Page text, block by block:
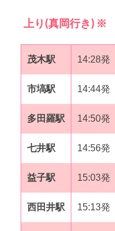
上り(真岡行き) ※
茂木駅 14:28発
市塙駅 14:44発
多田羅駅 14:50発
七井駅 14:56発
益子駅 15:03発
西田井駅 15:13発